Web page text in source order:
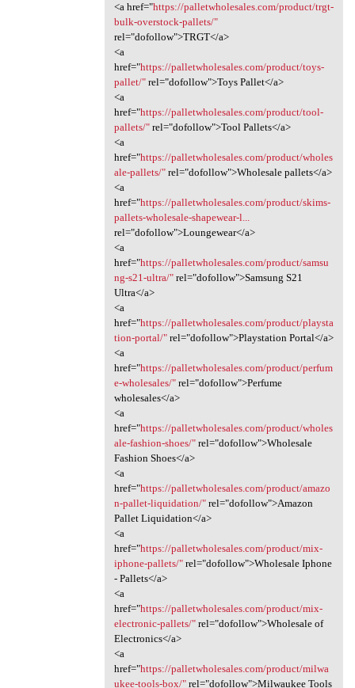
<a href="https://palletwholesales.com/product/trgt-
bulk-overstock-pallets/"
rel="dofollow">TRGT</a>
<a
href="https://palletwholesales.com/product/toys-
pallet/"rel="dofollow">Toys Pallet</a>
<a
href="https://palletwholesales.com/product/tool-
pallets/"rel="dofollow">Tool Pallets</a>
<a
href="https://palletwholesales.com/product/wholes
ale-pallets/"rel="dofollow">Wholesale pallets</a>
<a
href="https://palletwholesales.com/product/skims-
pallets-wholesale-shapewear-l...
rel="dofollow">Loungewear</a>
<a
href="https://palletwholesales.com/product/samsu
ng-s21-ultra/"rel="dofollow">Samsung S21
Ultra</a>
<a
href="https://palletwholesales.com/product/playsta
tion-portal/"rel="dofollow">Playstation Portal</a>
<a
href="https://palletwholesales.com/product/perfum
e-wholesales/"rel="dofollow">Perfume
wholesales</a>
<a
href="https://palletwholesales.com/product/wholes
ale-fashion-shoes/"rel="dofollow">Wholesale
Fashion Shoes</a>
<a
href="https://palletwholesales.com/product/amazo
n-pallet-liquidation/"rel="dofollow">Amazon
Pallet Liquidation</a>
<a
href="https://palletwholesales.com/product/mix-
iphone-pallets/"rel="dofollow">Wholesale Iphone
- Pallets</a>
<a
href="https://palletwholesales.com/product/mix-
electronic-pallets/"rel="dofollow">Wholesale of
Electronics</a>
<a
href="https://palletwholesales.com/product/milwa
ukee-tools-box/"rel="dofollow">Milwaukee Tools